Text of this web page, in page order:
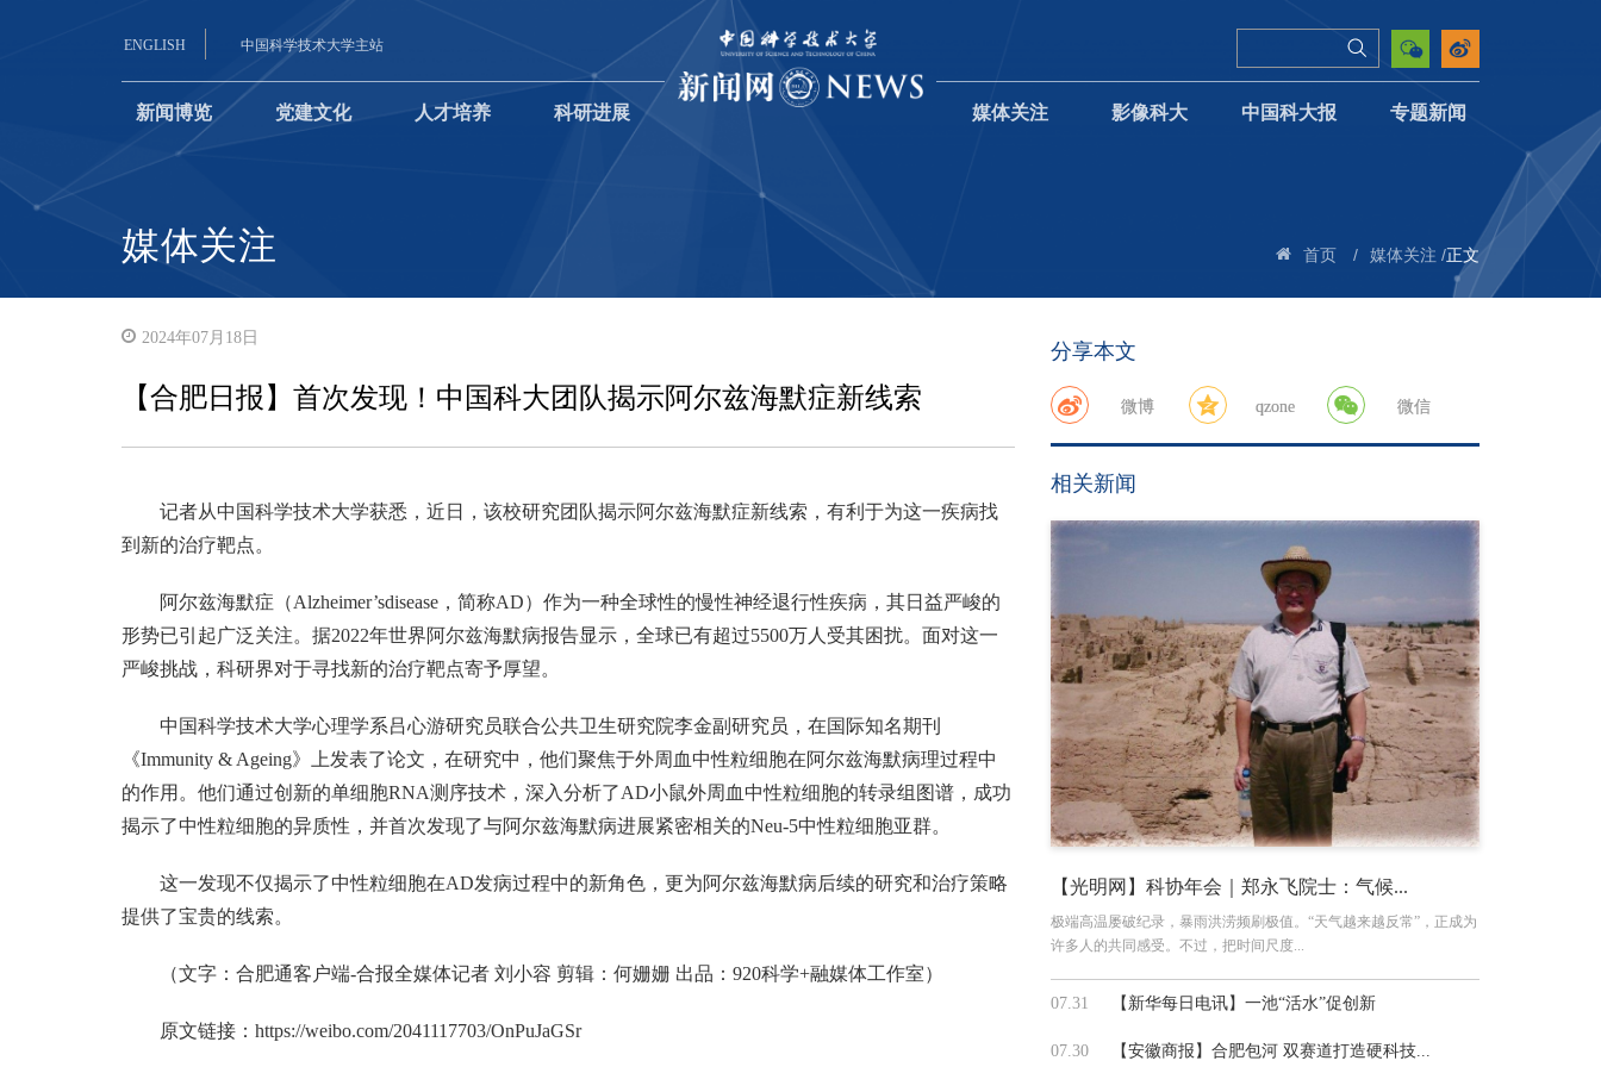
ENGLISH 中国科学技术大学主站
新闻博览 党建文化 人才培养 科研进展 媒体关注 影像科大 中国科大报 专题新闻
媒体关注 首页 / 媒体关注 /正文
2024年07月18日
【合肥日报】首次发现！中国科大团队揭示阿尔兹海默症新线索
记者从中国科学技术大学获悉，近日，该校研究团队揭示阿尔兹海默症新线索，有利于为这一疾病找
到新的治疗靶点。
阿尔兹海默症（Alzheimer’sdisease，简称AD）作为一种全球性的慢性神经退行性疾病，其日益严峻的
形势已引起广泛关注。据2022年世界阿尔兹海默病报告显示，全球已有超过5500万人受其困扰。面对这一
严峻挑战，科研界对于寻找新的治疗靶点寄予厚望。
中国科学技术大学心理学系吕心游研究员联合公共卫生研究院李金副研究员，在国际知名期刊
《Immunity & Ageing》上发表了论文，在研究中，他们聚焦于外周血中性粒细胞在阿尔兹海默病理过程中
的作用。他们通过创新的单细胞RNA测序技术，深入分析了AD小鼠外周血中性粒细胞的转录组图谱，成功
揭示了中性粒细胞的异质性，并首次发现了与阿尔兹海默病进展紧密相关的Neu-5中性粒细胞亚群。
这一发现不仅揭示了中性粒细胞在AD发病过程中的新角色，更为阿尔兹海默病后续的研究和治疗策略
提供了宝贵的线索。
（文字：合肥通客户端-合报全媒体记者 刘小容 剪辑：何姗姗 出品：920科学+融媒体工作室）
原文链接： https://weibo.com/2041117703/OnPuJaGSr
分享本文
微博 qzone 微信
相关新闻
【光明网】科协年会｜郑永飞院士：气候...
极端高温屡破纪录，暴雨洪涝频刷极值。“天气越来越反常”，正成为
许多人的共同感受。不过，把时间尺度...
07.31 【新华每日电讯】一池“活水”促创新
07.30 【安徽商报】合肥包河 双赛道打造硬科技...